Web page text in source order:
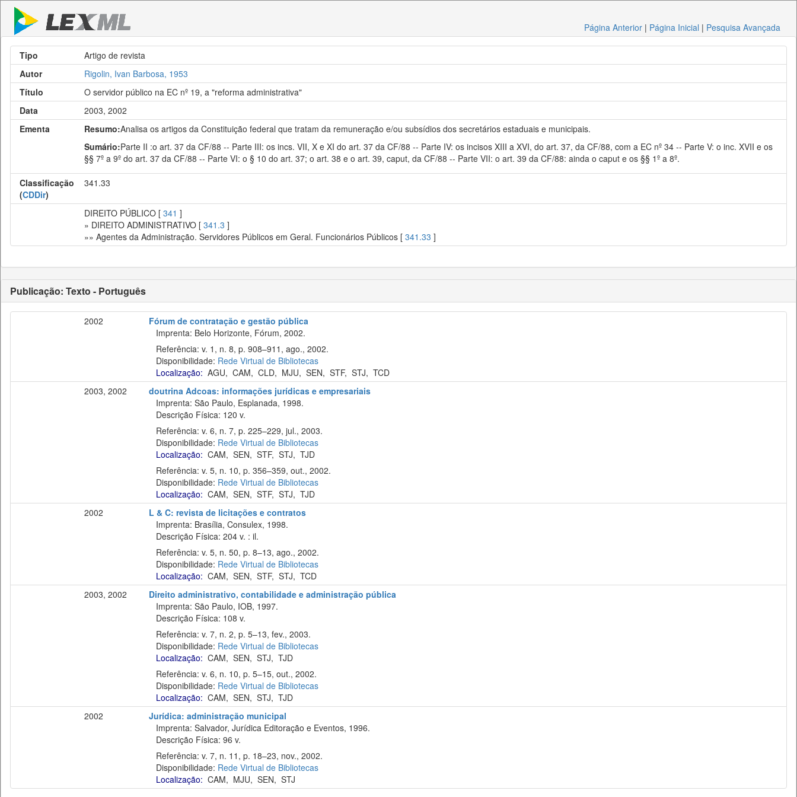
Página Anterior | Página Inicial | Pesquisa Avançada
Tipo
Artigo de revista
Autor
Rigolin, Ivan Barbosa, 1953
Título
O servidor público na EC nº 19, a "reforma administrativa"
Data
2003, 2002
Ementa
Resumo:Analisa os artigos da Constituição federal que tratam da remuneração e/ou subsídios dos secretários estaduais e municipais.
Sumário:Parte II :o art. 37 da CF/88 -- Parte III: os incs. VII, X e XI do art. 37 da CF/88 -- Parte IV: os incisos XIII a XVI, do art. 37, da CF/88, com a EC nº 34 -- Parte V: o inc. XVII e os
§§ 7º a 9º do art. 37 da CF/88 -- Parte VI: o § 10 do art. 37; o art. 38 e o art. 39, caput, da CF/88 -- Parte VII: o art. 39 da CF/88: ainda o caput e os §§ 1º a 8º.
Classificação
(CDDir)
341.33
DIREITO PÚBLICO [ 341 ]
» DIREITO ADMINISTRATIVO [ 341.3 ]
»» Agentes da Administração. Servidores Públicos em Geral. Funcionários Públicos [ 341.33 ]
Publicação: Texto - Português
2002
Fórum de contratação e gestão pública
Imprenta: Belo Horizonte, Fórum, 2002.
Referência: v. 1, n. 8, p. 908–911, ago., 2002.
Disponibilidade: Rede Virtual de Bibliotecas
Localização: AGU, CAM, CLD, MJU, SEN, STF, STJ, TCD
2003, 2002
doutrina Adcoas: informações jurídicas e empresariais
Imprenta: São Paulo, Esplanada, 1998.
Descrição Física: 120 v.
Referência: v. 6, n. 7, p. 225–229, jul., 2003.
Disponibilidade: Rede Virtual de Bibliotecas
Localização: CAM, SEN, STF, STJ, TJD
Referência: v. 5, n. 10, p. 356–359, out., 2002.
Disponibilidade: Rede Virtual de Bibliotecas
Localização: CAM, SEN, STF, STJ, TJD
2002
L & C: revista de licitações e contratos
Imprenta: Brasília, Consulex, 1998.
Descrição Física: 204 v. : il.
Referência: v. 5, n. 50, p. 8–13, ago., 2002.
Disponibilidade: Rede Virtual de Bibliotecas
Localização: CAM, SEN, STF, STJ, TCD
2003, 2002
Direito administrativo, contabilidade e administração pública
Imprenta: São Paulo, IOB, 1997.
Descrição Física: 108 v.
Referência: v. 7, n. 2, p. 5–13, fev., 2003.
Disponibilidade: Rede Virtual de Bibliotecas
Localização: CAM, SEN, STJ, TJD
Referência: v. 6, n. 10, p. 5–15, out., 2002.
Disponibilidade: Rede Virtual de Bibliotecas
Localização: CAM, SEN, STJ, TJD
2002
Jurídica: administração municipal
Imprenta: Salvador, Jurídica Editoração e Eventos, 1996.
Descrição Física: 96 v.
Referência: v. 7, n. 11, p. 18–23, nov., 2002.
Disponibilidade: Rede Virtual de Bibliotecas
Localização: CAM, MJU, SEN, STJ